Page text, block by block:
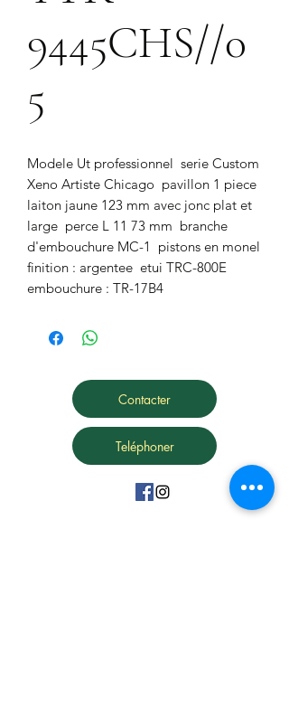
9445CHS//0
5
Modele Ut professionnel  serie Custom
Xeno Artiste Chicago  pavillon 1 piece
laiton jaune 123 mm avec jonc plat et
large  perce L 11 73 mm  branche
d'embouchure MC-1  pistons en monel
finition : argentee  etui TRC-800E
embouchure : TR-17B4
Contacter
Teléphoner